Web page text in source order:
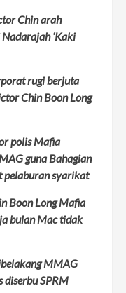
Chin arah
‘Kaki
rugi berjuta
Chin Boon Long
polis Mafia
guna Bahagian
pelaburan syarikat
Boon Long Mafia
bulan Mac tidak
MMAG
diserbu SPRM